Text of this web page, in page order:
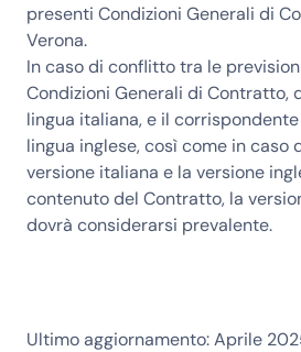
presenti Condizioni Generali di
Verona.
In caso di conflitto tra le
Condizioni Generali di Contratto,
lingua italiana, e il
lingua inglese, così come in caso
versione italiana e la versione
contenuto del Contratto, la
dovrà considerarsi prevalente.
Ultimo aggiornamento: Aprile